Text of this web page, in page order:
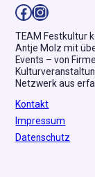
Facebook Instagram
TEAM Festkultur
Antje Molz mit
Events – von
Netzwerk aus
Kontakt
Impressum
Datenschutz